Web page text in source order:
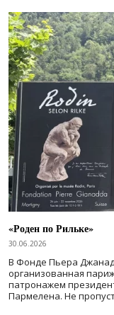
«Роден по Рильке»
30.06.2026
В Фонде Пьера
организованная
патронажем
Пармелена. Не